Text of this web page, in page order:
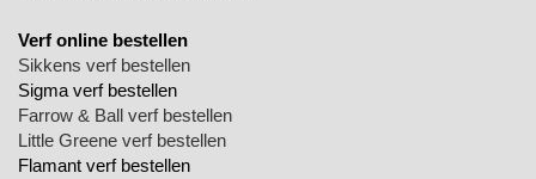
Verf online bestellen
Sikkens verf bestellen
Sigma verf bestellen
Farrow & Ball verf bestellen
Little Greene verf bestellen
Flamant verf bestellen